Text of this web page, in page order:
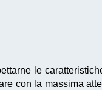
le
con la massima